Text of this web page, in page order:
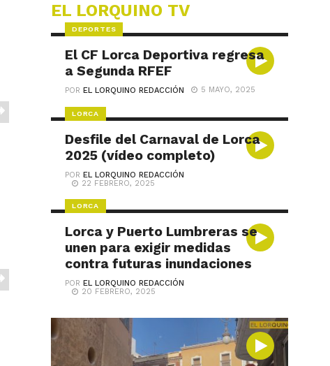
EL LORQUINO TV
DEPORTES
El CF Lorca Deportiva regresa
a Segunda RFEF
POREL LORQUINO REDACCIÓN 5 MAYO, 2025
LORCA
Desfile del Carnaval de Lorca
2025 (vídeo completo)
POREL LORQUINO REDACCIÓN
22 FEBRERO, 2025
LORCA
Lorca y Puerto Lumbreras se
unen para exigir medidas
contra futuras inundaciones
POREL LORQUINO REDACCIÓN
20 FEBRERO, 2025